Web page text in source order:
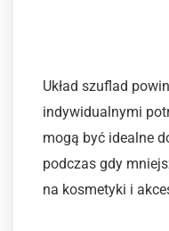
Układ szuflad
indywidualnymi
mogą być idealne
podczas gdy
na kosmetyki i